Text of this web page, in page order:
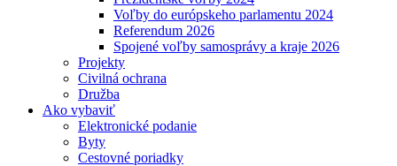
Voľby do európskeho parlamentu 2024
Referendum 2026
Spojené voľby samosprávy a kraje 2026
Projekty
Civilná ochrana
Družba
Ako vybaviť
Elektronické podanie
Byty
Cestovné poriadky